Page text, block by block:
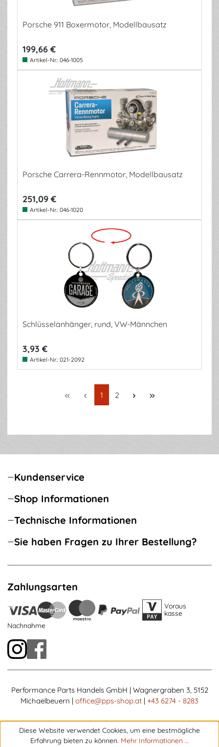
Porsche 911 Boxermotor, Modellbausatz
199,66 €
Artikel-Nr.: 046-1005
Porsche Carrera-Rennmotor, Modellbausatz
251,09 €
Artikel-Nr.: 046-1020
Schlüsselanhänger, rund, VW-Männchen
3,93 €
Artikel-Nr.: 021-2092
Seite
1 Seite
2
Kundenservice
Shop Informationen
Technische Informationen
Sie haben Fragen zu Ihrer Bestellung?
Zahlungsarten
Voraus
kasse
Nachnahme
Performance Parts Handels GmbH | Wagnergraben 3, 5152
Michaelbeuern | office@pps-shop.at | +43 6274 - 8283
Diese Website verwendet Cookies, um eine bestmögliche
Erfahrung bieten zu können. Mehr Informationen ...